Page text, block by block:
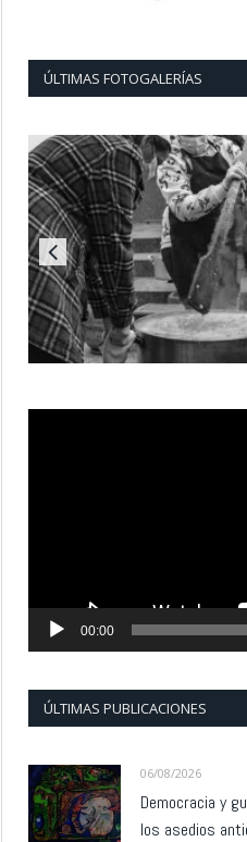
ÚLTIMAS FOTOGALERÍAS
00:00
ÚLTIMAS PUBLICACIONES
06/08/2026
Democracia y
los asedios